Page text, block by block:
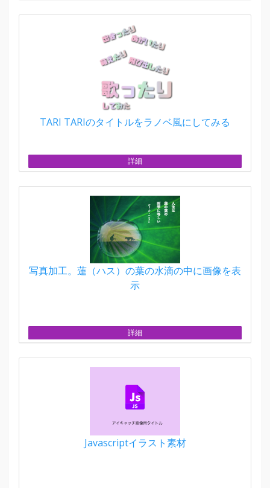
TARI TARIのタイトルをラノベ風にしてみる
詳細
写真加工。蓮（ハス）の葉の水滴の中に画像を表
示
詳細
Javascriptイラスト素材